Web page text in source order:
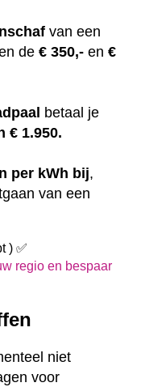
van een
de € 350,- en €
betaal je
€ 1.950.
per kWh bij,
van een
) ✅
regio en bespaar
niet
voor